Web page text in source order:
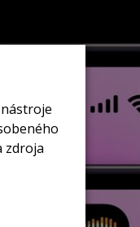
zdroja